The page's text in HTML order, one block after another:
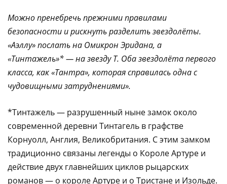
Можно пренебречь прежними правилами
безопасности и рискнуть разделить звездолёты.
«Аэллу» послать на Омикрон Эридана, а
«Тинтажель»* — на звезду Т. Оба звездолёта первого
класса, как «Тантра», которая справилась одна с
чудовищными затруднениями».
*Тинтажель — разрушенный ныне замок около
современной деревни Тинтагель в графстве
Корнуолл, Англия, Великобритания. С этим замком
традиционно связаны легенды о Короле Артуре и
действие двух главнейших циклов рыцарских
романов — о короле Артуре и о Тристане и Изольде.